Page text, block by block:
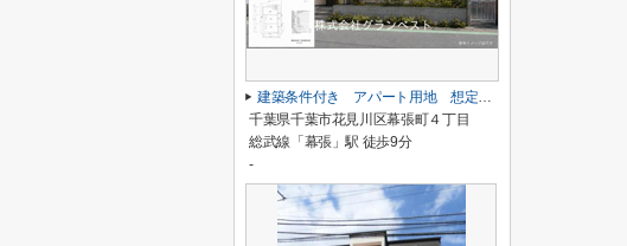
建築条件付き アパート用地 想定利回り6.3％
千葉県千葉市花見川区幕張町４丁目
総武線「幕張」駅 徒歩9分
-